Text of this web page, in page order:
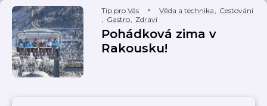
Tip pro Vás Věda a technika, Cestování
, Gastro, Zdraví
Pohádková zima v
Rakousku!